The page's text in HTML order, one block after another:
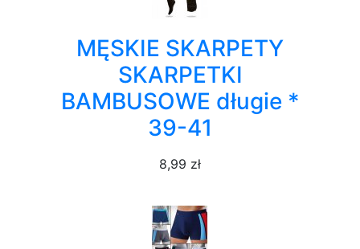
MĘSKIE SKARPETY
SKARPETKI
BAMBUSOWE długie *
39-41
8,99 zł